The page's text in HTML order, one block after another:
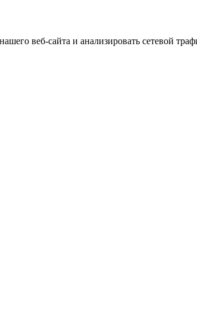
веб-сайта и анализировать сетевой